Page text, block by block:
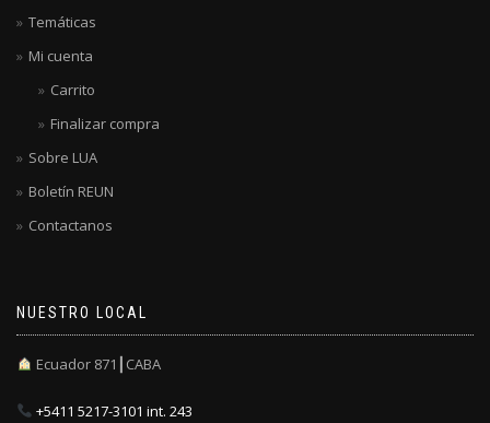
Temáticas
Mi cuenta
Carrito
Finalizar compra
Sobre LUA
Boletín REUN
Contactanos
NUESTRO LOCAL
Ecuador 871┃CABA
+5411 5217-3101 int. 243